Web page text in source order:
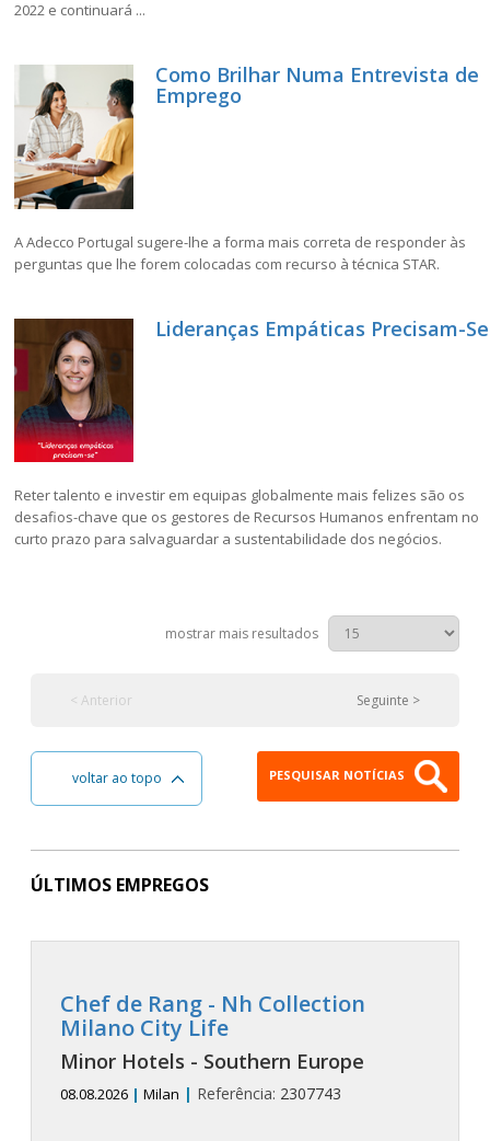
2022 e continuará ...
Como Brilhar Numa Entrevista de
Emprego
A Adecco Portugal sugere-lhe a forma mais correta de responder às
perguntas que lhe forem colocadas com recurso à técnica STAR.
Lideranças Empáticas Precisam-Se
Reter talento e investir em equipas globalmente mais felizes são os
desafios-chave que os gestores de Recursos Humanos enfrentam no
curto prazo para salvaguardar a sustentabilidade dos negócios.
mostrar mais resultados
< Anterior Seguinte >
voltar ao topo PESQUISAR NOTÍCIAS
ÚLTIMOS EMPREGOS
Chef de Rang - Nh Collection
Milano City Life
Minor Hotels - Southern Europe
08.08.2026 | Milan | Referência: 2307743